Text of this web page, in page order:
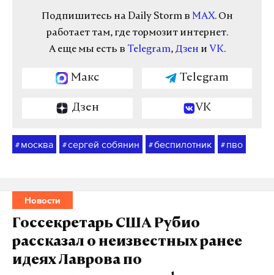
Подпишитесь на Daily Storm в MAX. Он
работает там, где тормозит интернет.
А еще мы есть в Telegram, Дзен и VK.
Макс Telegram
Дзен VK
# москва #сергей собянин #беспилотник # пво
Новости
Госсекретарь США Рубио
рассказал о неизвестных ранее
идеях Лаврова по